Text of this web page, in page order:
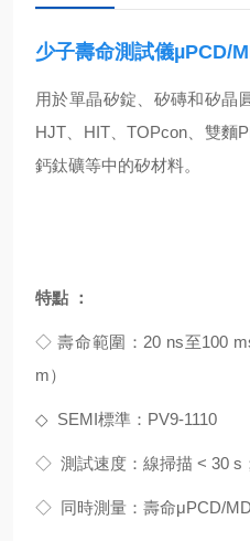
少子壽命測試儀µPCD/
用於單晶矽錠、矽磚和矽晶
HJT、HIT、TOPcon、雙麵
鈣鈦礦等中的矽材料。
特點 ：
◇ 壽命範圍：20 ns至100
m）
◇ SEMI標準：PV9-1110
◇ 測試速度：線掃描 < 30
◇ 同時測量：壽命μPCD/